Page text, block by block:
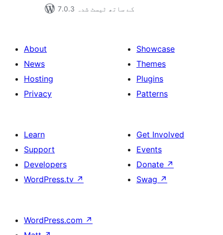
7.0.3 کے ساتھ ٹیسٹ شدہ
About
News
Hosting
Privacy
Showcase
Themes
Plugins
Patterns
Learn
Support
Developers
WordPress.tv ↗
Get Involved
Events
Donate ↗
Swag ↗
WordPress.com ↗